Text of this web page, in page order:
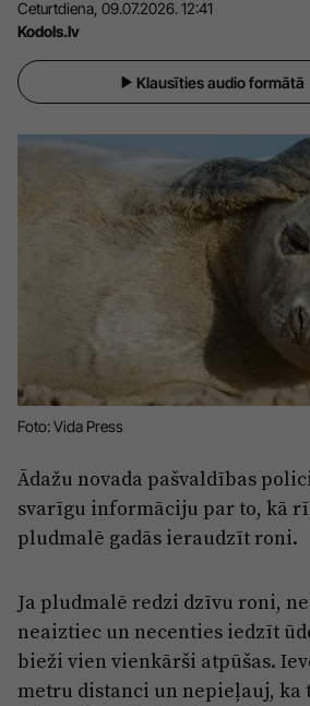
Izglītība
Veselība
Ģimene
Vide
Drošība
Ķekava
Mārupe
Olaine
Ropaži
Salaspils
Saulkrasti
Sigulda
Jūrmala
Zivju
Vide
Par
Ceturtdiena, 09.07.2026. 12:41
Kodols.lv
Klausīties audio formātā
Foto: Vida Press
Ādažu novada pašvaldības
svarīgu informāciju par to, kā
pludmalē gadās ieraudzīt roni.
Ja pludmalē redzi dzīvu roni,
neaiztiec un necenties iedzīt
bieži vien vienkārši atpūšas.
metru distanci un nepieļauj, ka